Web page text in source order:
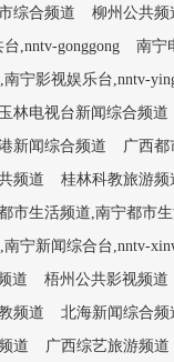
综合频道
柳州公共频
,nntv-gonggong
南宁
宁影视娱乐台,nntv-
玉林电视台新闻综合频道
新闻综合频道
广西都
频道
桂林科教旅游频
市生活频道,南宁都市
宁新闻综合台,nntv-
道
梧州公共影视频道
频道
北海新闻综合频
道 广西综艺旅游频道